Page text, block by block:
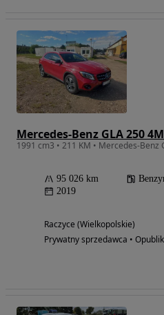
Mercedes-Benz GLA 250
95 026 km
2019
Raczyce (Wielkopolskie)
Prywatny sprzedawca •